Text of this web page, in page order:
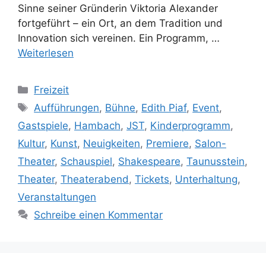
Sinne seiner Gründerin Viktoria Alexander
fortgeführt – ein Ort, an dem Tradition und
Innovation sich vereinen. Ein Programm, …
Weiterlesen
Kategorien
Freizeit
Schlagwörter
Aufführungen, Bühne, Edith Piaf, Event,
Gastspiele, Hambach, JST, Kinderprogramm,
Kultur, Kunst, Neuigkeiten, Premiere, Salon-
Theater, Schauspiel, Shakespeare, Taunusstein,
Theater, Theaterabend , Tickets, Unterhaltung,
Veranstaltungen
Schreibe einen Kommentar